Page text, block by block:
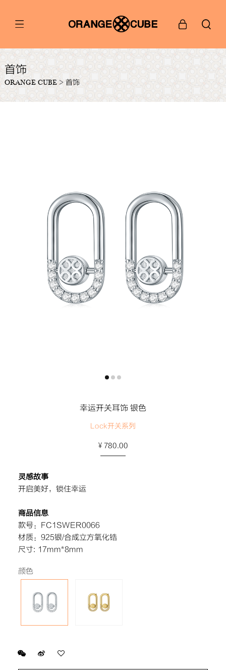
首饰
ORANGE CUBE>首饰
幸运开关耳饰 银色
Lock开关系列
¥ 780.00
灵感故事
开启美好，锁住幸运
商品信息
款号：FC1SWER0066
材质：925银/合成立方氧化锆
尺寸: 17mm*8mm
颜色